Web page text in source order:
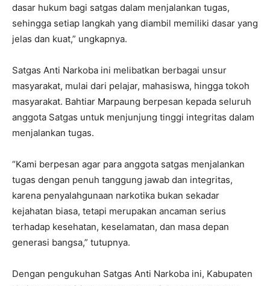
dasar hukum bagi satgas dalam menjalankan tugas,
sehingga setiap langkah yang diambil memiliki dasar yang
jelas dan kuat,” ungkapnya.
Satgas Anti Narkoba ini melibatkan berbagai unsur
masyarakat, mulai dari pelajar, mahasiswa, hingga tokoh
masyarakat. Bahtiar Marpaung berpesan kepada seluruh
anggota Satgas untuk menjunjung tinggi integritas dalam
menjalankan tugas.
“Kami berpesan agar para anggota satgas menjalankan
tugas dengan penuh tanggung jawab dan integritas,
karena penyalahgunaan narkotika bukan sekadar
kejahatan biasa, tetapi merupakan ancaman serius
terhadap kesehatan, keselamatan, dan masa depan
generasi bangsa,” tutupnya.
Dengan pengukuhan Satgas Anti Narkoba ini, Kabupaten